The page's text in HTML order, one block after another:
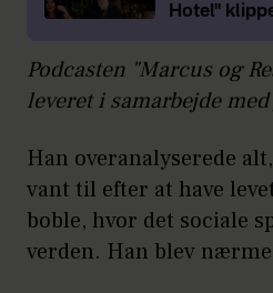
Hotel"
Podcasten "Marcus og
leveret i samarbejde med
Han overanalyserede
vant til efter at have
boble, hvor det sociale
verden. Han blev